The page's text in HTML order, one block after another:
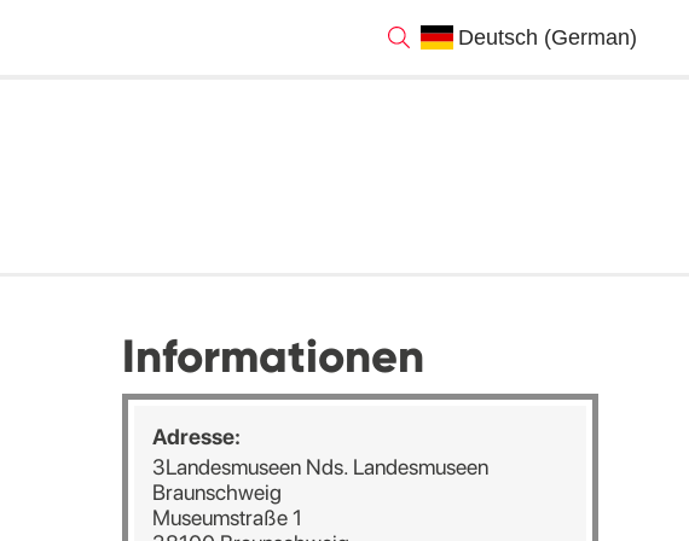
Informationen
Adresse:
3Landesmuseen Nds. Landesmuseen
Braunschweig
Museumstraße 1